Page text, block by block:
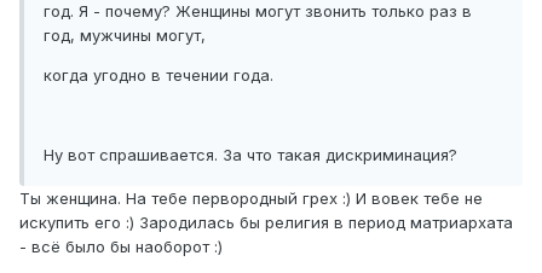
год. Я - почему? Женщины могут звонить только раз в
год, мужчины могут,
когда угодно в течении года.
Ну вот спрашивается. За что такая дискриминация?
Ты женщина. На тебе первородный грех :) И вовек тебе не
искупить его :) Зародилась бы религия в период матриархата
- всё было бы наоборот :)